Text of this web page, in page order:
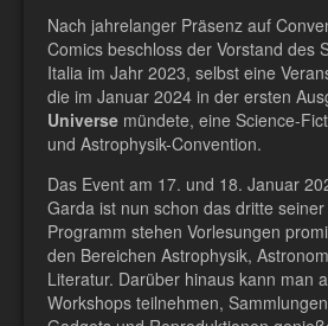
Nach jahrelanger Präsenz auf
Comics beschloss der Vorstand des
Italia im Jahr 2023, selbst eine
die im Januar 2024 in der ersten
Universe mündete, eine Science-
und Astrophysik-Convention.
Das Event am 17. und 18. Januar
Garda ist nun schon das dritte seiner
Programm stehen Vorlesungen
den Bereichen Astrophysik,
Literatur. Darüber hinaus kann man
Workshops teilnehmen,